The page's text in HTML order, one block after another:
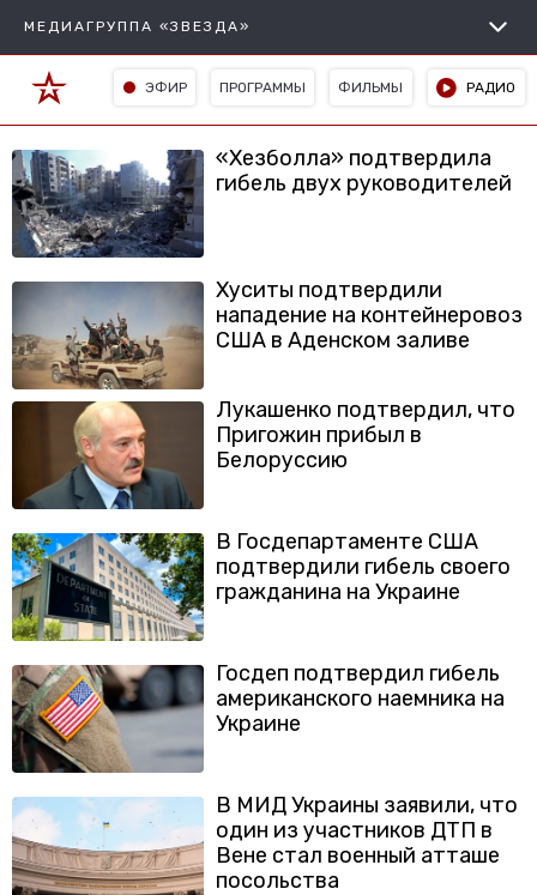
МЕДИАГРУППА «ЗВЕЗДА»
ЭФИР ПРОГРАММЫ ФИЛЬМЫ РАДИО
«Хезболла» подтвердила
гибель двух руководителей
Хуситы подтвердили
нападение на контейнеровоз
США в Аденском заливе
Лукашенко подтвердил, что
Пригожин прибыл в
Белоруссию
В Госдепартаменте США
подтвердили гибель своего
гражданина на Украине
Госдеп подтвердил гибель
американского наемника на
Украине
В МИД Украины заявили, что
один из участников ДТП в
Вене стал военный атташе
посольства